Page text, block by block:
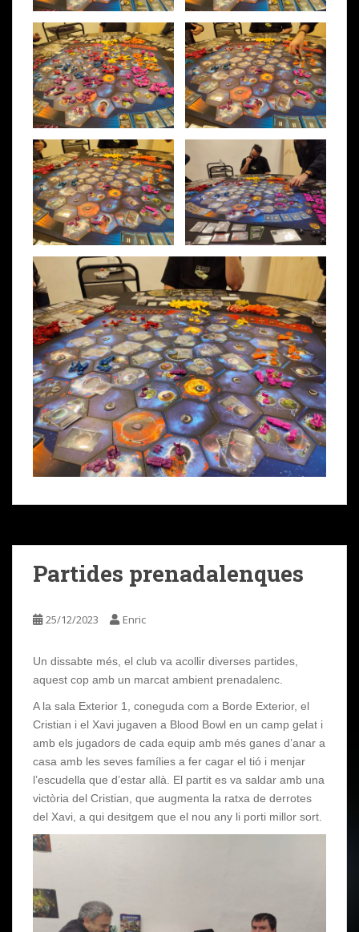
Partides prenadalenques
25/12/2023 Enric
Un dissabte més, el club va acollir diverses partides,
aquest cop amb un marcat ambient prenadalenc.
A la sala Exterior 1, coneguda com a Borde Exterior, el
Cristian i el Xavi jugaven a Blood Bowl en un camp gelat i
amb els jugadors de cada equip amb més ganes d’anar a
casa amb les seves famílies a fer cagar el tió i menjar
l’escudella que d’estar allà. El partit es va saldar amb una
victòria del Cristian, que augmenta la ratxa de derrotes
del Xavi, a qui desitgem que el nou any li porti millor sort.